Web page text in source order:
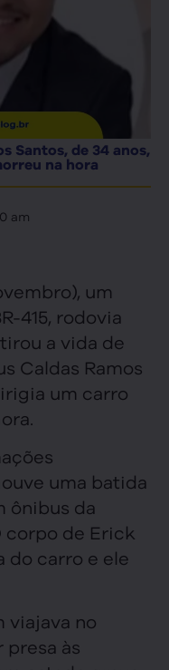
Santos, de 34 anos,
na hora
am
um
415, rodovia
a vida de
Caldas Ramos
um carro
uma batida
ônibus da
corpo de Erick
do carro e ele
viajava no
às